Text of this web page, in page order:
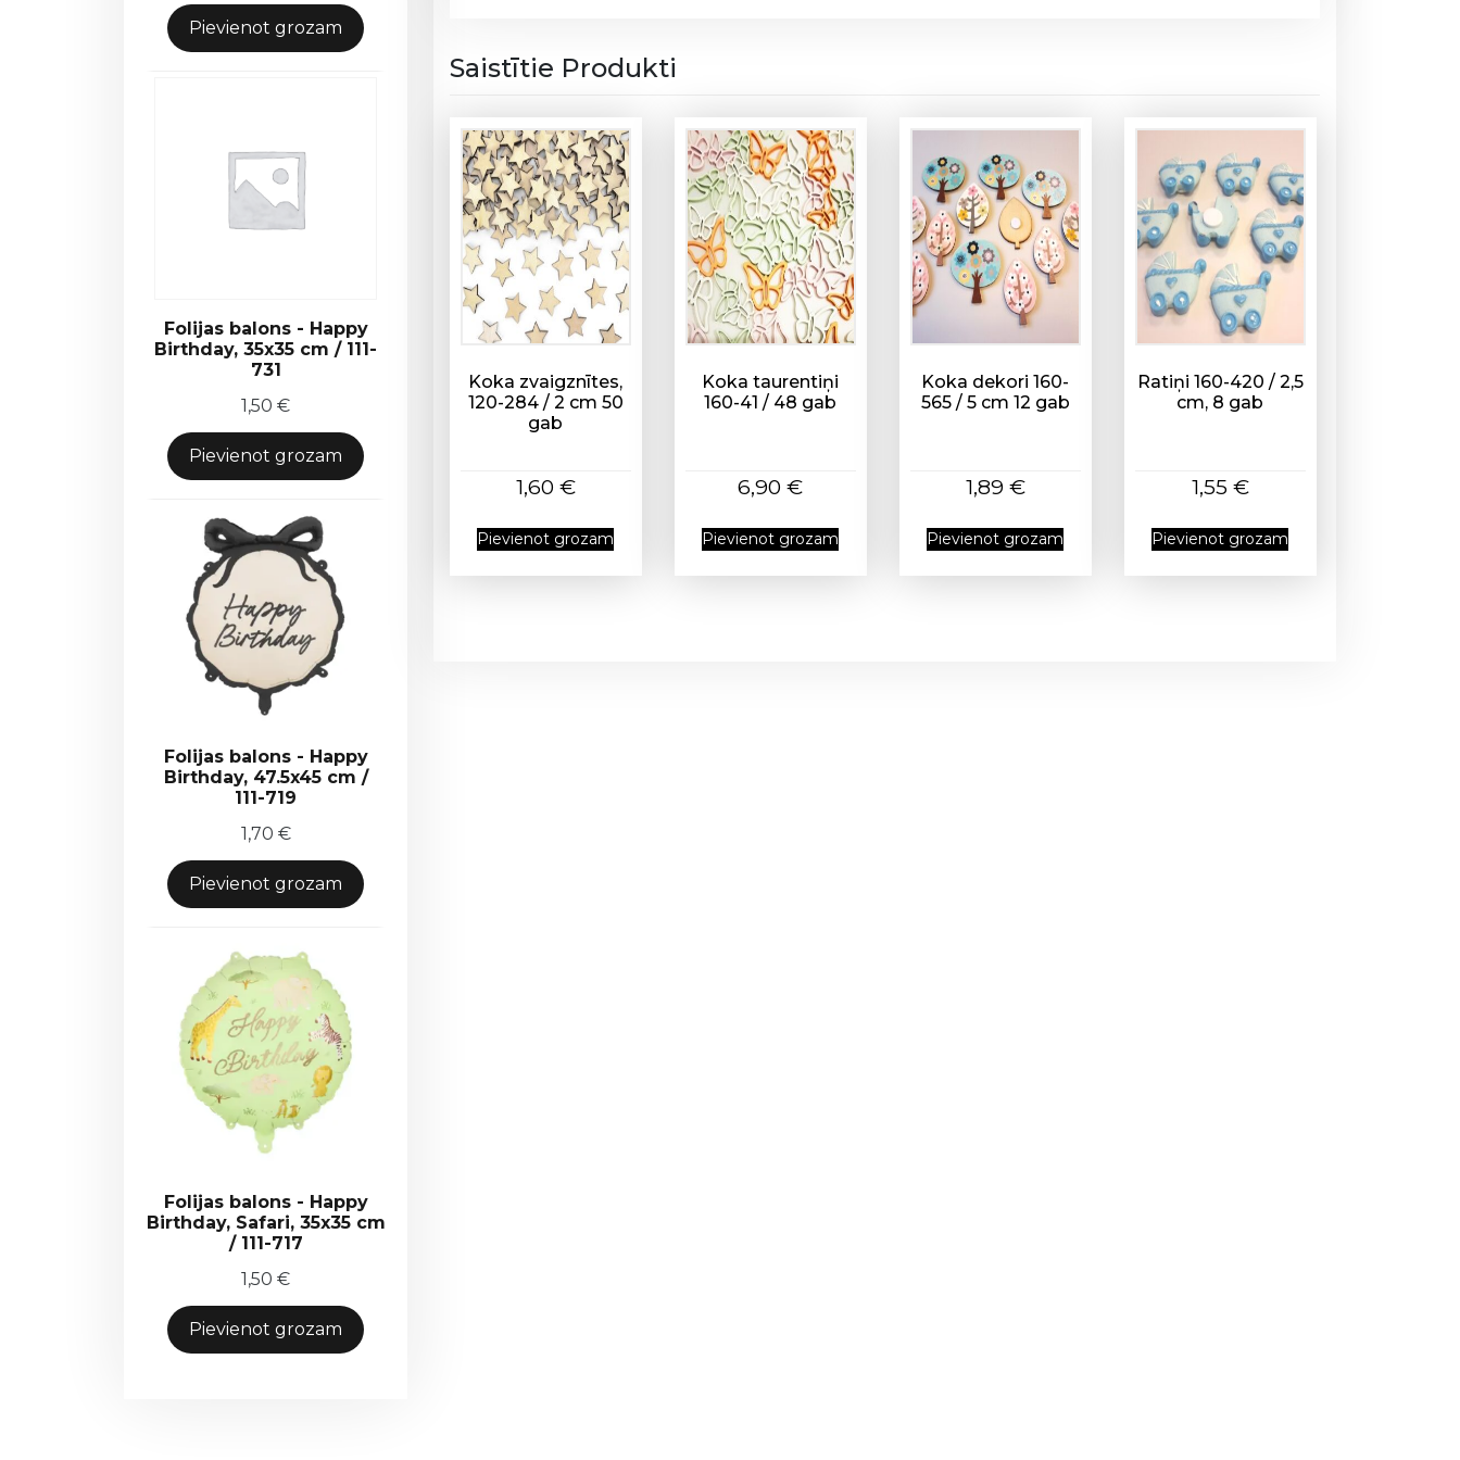
Pievienot grozam
Folijas balons - Happy
Birthday, 35x35 cm / 111-
731
1,50 €
Pievienot grozam
Folijas balons - Happy
Birthday, 47.5x45 cm /
111-719
1,70 €
Pievienot grozam
Folijas balons - Happy
Birthday, Safari, 35x35 cm
/ 111-717
1,50 €
Pievienot grozam
Saistītie Produkti
Koka zvaigznītes,
120-284 / 2 cm 50
gab
1,60 €
Pievienot grozam
Koka taurentiņi
160-41 / 48 gab
6,90€
Pievienot grozam
Koka dekori 160-
565 / 5 cm 12 gab
1,89 €
Pievienot grozam
Ratiņi 160-420 / 2,5
cm, 8 gab
1,55 €
Pievienot grozam